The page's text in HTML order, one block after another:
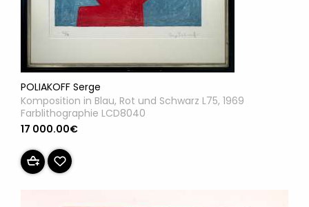
POLIAKOFF Serge
Komposition in Blau, Rot und Schwarz L75, 1969
Farblithographie LCD8040
17 000.00€